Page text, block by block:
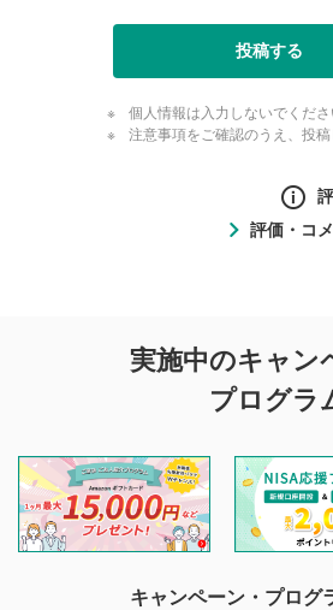
投稿する
個人情報は入力しないでくださ
注意事項をご確認のうえ、投稿
評価・コ
投稿に関する
を目的として、各動画コンテンツに、
投稿ができます。利用者は以下の注意
閲覧および投稿を行うものとしてくだ
他の利用者が動画を視聴される際の参
待ちしております。
なお、投稿をもって、本注意事項に同
実施中のキャン
プログラ
キャンペーン・プログ